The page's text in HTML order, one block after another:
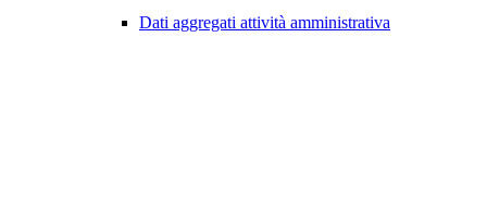
Dati aggregati attività amministrativa